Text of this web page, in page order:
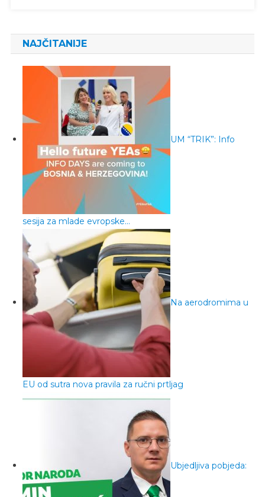
NAJČITANIJE
UM “TRIK”: Info
sesija za mlade evropske…
Na aerodromima u
EU od sutra nova pravila za ručni prtljag
Ubjedljiva pobjeda: